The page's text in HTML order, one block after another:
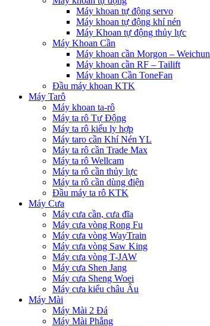
Máy khoan tự động servo
Máy khoan tự động khí nén
Máy Khoan tự động thủy lực
Máy Khoan Cần
Máy khoan cần Morgon – Weichun
Máy khoan cần RF – Tailift
Máy khoan Cần ToneFan
Đầu máy khoan KTK
Máy Tarô
Máy khoan ta-rô
Máy ta rô Tự Động
Máy ta rô kiểu ly hợp
Máy taro cần Khí Nén YL
Máy ta rô cần Trade Max
Máy ta rô Wellcam
Máy ta rô cần thủy lực
Máy ta rô cần dùng điện
Đầu máy ta rô KTK
Máy Cưa
Máy cưa cần, cưa đĩa
Máy cưa vòng Rong Fu
Máy cưa vòng WayTrain
Máy cưa vòng Saw King
Máy cưa vòng T-JAW
Máy cưa Shen Jang
Máy cưa Sheng Woei
Máy cưa kiểu châu Âu
Máy Mài
Máy Mài 2 Đá
Máy Mài Phẳng